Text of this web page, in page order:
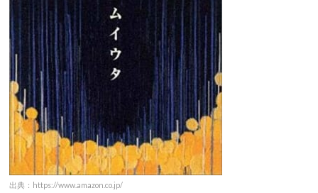
出典：https://www.amazon.co.jp/